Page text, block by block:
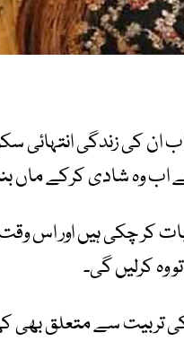
ان کی زندگی انتہائی
وہ شادی کرکے ماں
چکی ہیں اور اس وقت
وہ کرلیں گی۔
تربیت سے متعلق بھی